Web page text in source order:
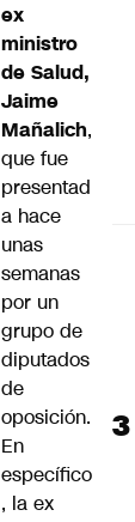
ex
ministro
de Salud,
Jaime
Mañalich,
que fue
presentad
a hace
unas
semanas
por un
grupo de
diputados
de
oposición.
En
específico
, la ex